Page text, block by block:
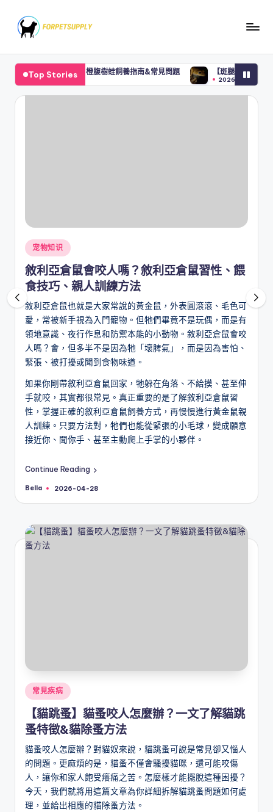
content
Top Stories
難養？橙腹樹蛙飼養指南&常見問題 【斑腿樹蛙】入侵物種可惡又可愛
2026-03-02
Posted
in
宠物知识
敘利亞倉鼠會咬人嗎？敘利亞倉鼠習性、餵
食技巧、親人訓練方法
敘利亞倉鼠也就是大家常說的黃金鼠，外表圓滾滾、毛色可
愛，常被新手視為入門寵物。但牠們畢竟不是玩偶，而是有
領地意識、夜行作息和防禦本能的小動物。敘利亞倉鼠會咬
人嗎？會，但多半不是因為牠「壞脾氣」，而是因為害怕、
緊張、被打擾或聞到食物味道。
如果你剛帶敘利亞倉鼠回家，牠躲在角落、不給摸、甚至伸
手就咬，其實都很常見。真正重要的是了解敘利亞倉鼠習
性，掌握正確的敘利亞倉鼠飼養方式，再慢慢進行黃金鼠親
人訓練。只要方法對，牠們也能從緊張的小毛球，變成願意
接近你、聞你手、甚至主動爬上手掌的小夥伴。
Continue Reading
Posted
Bella 2026-04-28
Posted
in
常見疾病
【貓跳蚤】貓蚤咬人怎麼辦？一文了解貓跳
蚤特徵&貓除蚤方法
貓蚤咬人怎麼辦？對貓奴來說，貓跳蚤可說是常見卻又惱人
的問題。更麻煩的是，貓蚤不僅會騷擾貓咪，還可能咬傷
人，讓你和家人飽受癢痛之苦。怎麼樣才能擺脫這種困擾？
今天，我們就將用這篇文章為你詳細拆解貓跳蚤問題如何處
理，並給出相應的貓除蚤方法。